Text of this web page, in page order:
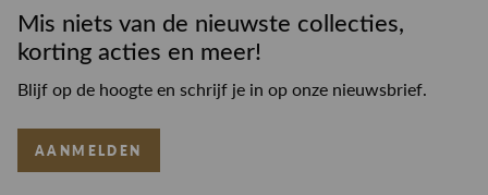
Mis niets van de nieuwste collecties,
korting acties en meer!
Blijf op de hoogte en schrijf je in op onze nieuwsbrief.
AANMELDEN